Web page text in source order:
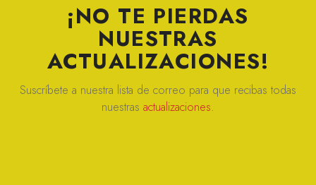
¡NO TE PIERDAS
NUESTRAS
ACTUALIZACIONES!
Suscríbete a nuestra lista de correo para que recibas todas
nuestras actualizaciones.